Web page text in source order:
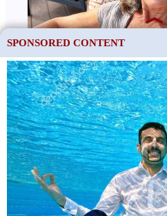
SPONSORED CONTENT